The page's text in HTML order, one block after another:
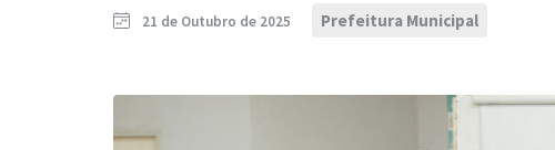
21 de Outubro de 2025 Prefeitura Municipal